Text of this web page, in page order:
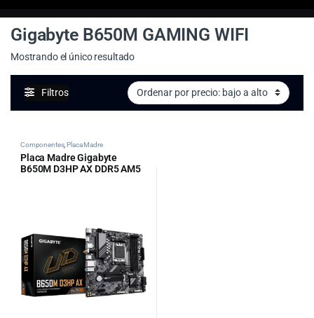
Gigabyte B650M GAMING WIFI
Mostrando el único resultado
Filtros
Componentes,Placa Madre
Placa Madre Gigabyte
B650M D3HP AX DDR5 AM5